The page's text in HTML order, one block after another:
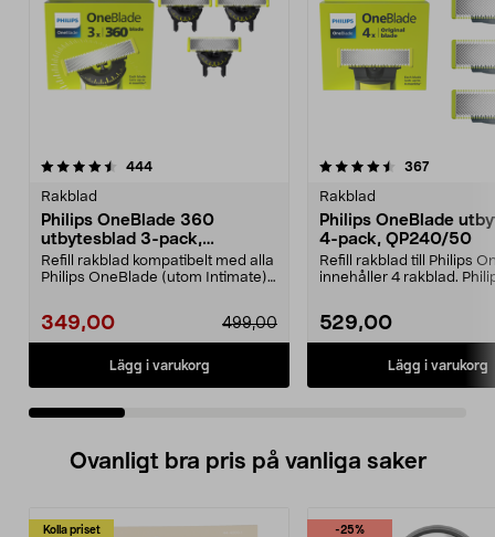
444recensioner
Rakblad
Philips OneBlade 360
utbytesblad 3-pack,
QP430/50
Refill rakblad kompatibelt med alla
Philips OneBlade (utom Intimate).
349,00 499,00
Lägg i varukorg
4.5 av 5 stjärnor 367
Rakblad
Philips OneBlade
4-pack, QP240/50
Refill rakblad till Philips
innehåller 4 rakblad.
529,00
Lägg i varukorg
3.5 av 5 stjärnor
Ovanligt bra pris på vanliga saker
Kolla priset -25%